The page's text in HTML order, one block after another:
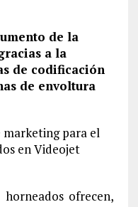
de la
a la
de codificación
de envoltura
para el
en Videojet
ofrecen,